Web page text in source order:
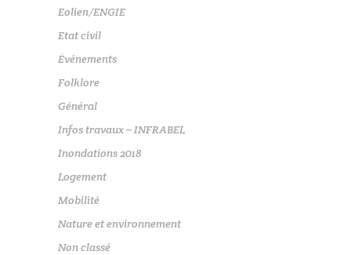
Eolien/ENGIE
Etat civil
Événements
Folklore
Général
Infos travaux – INFRABEL
Inondations 2018
Logement
Mobilité
Nature et environnement
Non classé